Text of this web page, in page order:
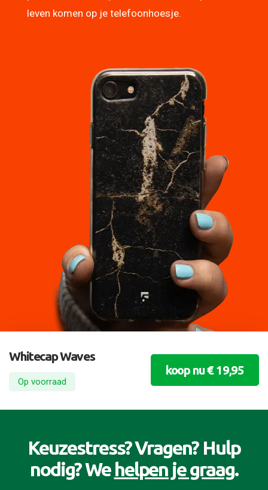
leven komen op je telefoonhoesje.
Whitecap Waves
Op voorraad
koop nu € 19,95
Keuzestress? Vragen? Hulp
nodig? Wehelpen je graag.